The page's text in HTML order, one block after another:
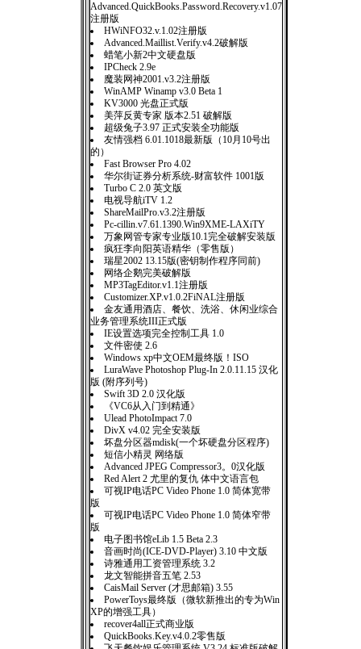
Advanced.QuickBooks.Password.Recovery.v1.07
注册版
HWiNFO32.v.1.02注册版
Advanced.Maillist.Verify.v4.2破解版
蜡笔小新2中文硬盘版
IPCheck 2.9e
魔装网神2001.v3.2注册版
WinAMP Winamp v3.0 Beta 1
KV3000 光盘正式版
美萍反黄专家 版本2.51 破解版
超级兔子3.97 正式安装全功能版
友情强档 6.01.1018最新版（10月10号出
的）
Fast Browser Pro 4.02
华尔街证券分析系统-财富软件 1001版
Turbo C 2.0 英文版
电视导航iTV 1.2
ShareMailPro.v3.2注册版
Pc-cillin.v7.61.1390.Win9XME-LAXiTY
万象网管专家专业版10.1完全破解安装版
疯狂李向阳英语精华（零售版）
瑞星2002 13.15版(密钥制作程序同前)
网络企鹅完美破解版
MP3TagEditor.v1.1注册版
Customizer.XP.v1.0.2FiNAL注册版
金友通用酒店、餐饮、洗浴、休闲业综合
业务管理系统III正式版
IE设置选项完全控制工具 1.0
文件密使 2.6
Windows xp中文OEM最终版！ISO
LuraWave Photoshop Plug-In 2.0.11.15 汉化
版 (附序列号)
Swift 3D 2.0 汉化版
《VC6从入门到精通》
Ulead PhotoImpact 7.0
DivX v4.02 完全安装版
坏盘分区器mdisk(一个坏硬盘分区程序)
短信小精灵 网络版
Advanced JPEG Compressor3。0汉化版
Red Alert 2 尤里的复仇 体中文语言包
可视IP电话PC Video Phone 1.0 简体宽带
版
可视IP电话PC Video Phone 1.0 简体窄带
版
电子图书馆eLib 1.5 Beta 2.3
音画时尚(ICE-DVD-Player) 3.10 中文版
诗雅通用工资管理系统 3.2
龙文智能拼音五笔 2.53
CaisMail Server (才思邮箱) 3.55
PowerToys最终版（微软新推出的专为Win
XP的增强工具）
recover4all正式商业版
QuickBooks.Key.v4.0.2零售版